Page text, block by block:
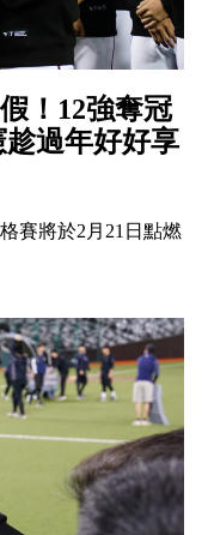
！12強奪冠
過年好好享
賽將於2月21日點燃